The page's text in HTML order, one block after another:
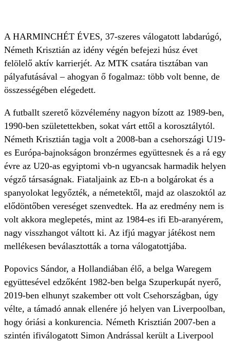
A HARMINCHÉT ÉVES, 37-szeres válogatott labdarúgó,
Németh Krisztián az idény végén befejezi húsz évet
felölelő aktív karrierjét. Az MTK csatára tisztában van
pályafutásával – ahogyan ő fogalmaz: több volt benne, de
összességében elégedett.
A futballt szerető közvélemény nagyon bízott az 1989-ben,
1990-ben születettekben, sokat várt ettől a korosztálytól.
Németh Krisztián tagja volt a 2008-ban a csehországi U19-
es Európa-bajnokságon bronz­érmes együttesnek és a rá egy
évre az U20-as egyiptomi vb-n ugyancsak harmadik helyen
végző társaságnak. Fiataljaink az Eb-n a bolgárokat és a
spanyolokat legyőzték, a németektől, majd az olaszoktól az
elődöntőben vereséget szenvedtek. Ha az eredmény nem is
volt akkora meglepetés, mint az 1984-es ifi Eb-aranyérem,
nagy visszhangot váltott ki. Az ifjú magyar játékost nem
mellékesen beválasztották a torna válogatottjába.
Popovics Sándor, a Hollandiában élő, a belga Waregem
együttesével edzőként 1982-ben belga Szuperkupát nyerő,
2019-ben elhunyt szakember ott volt Csehországban, úgy
vélte, a támadó annak ellenére jó helyen van Liverpoolban,
hogy óriási a konkurencia. Németh Krisztián 2007-ben a
szintén ifiválogatott Simon Andrással került a Liverpool